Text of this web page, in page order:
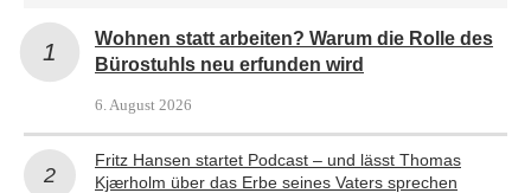
Wohnen statt arbeiten? Warum die Rolle des
Bürostuhls neu erfunden wird
6. August 2026
Fritz Hansen startet Podcast – und lässt Thomas
Kjærholm über das Erbe seines Vaters sprechen